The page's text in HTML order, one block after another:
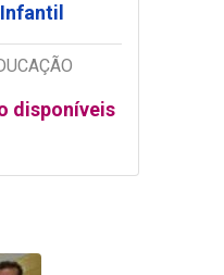
disponíveis